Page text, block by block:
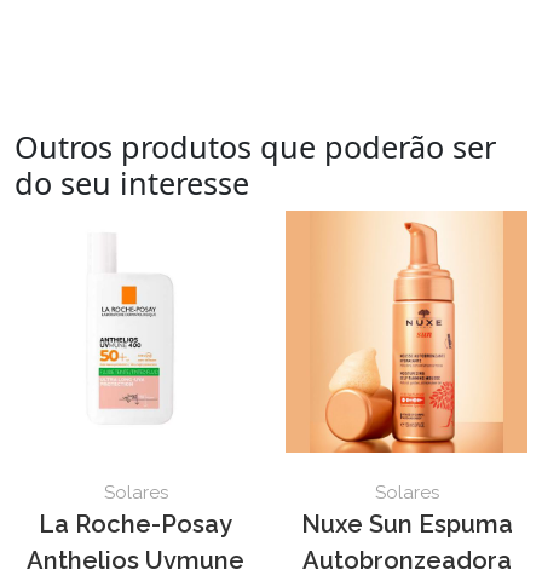
Outros produtos que poderão ser
do seu interesse
Solares
La Roche-Posay
Anthelios Uvmune
Solares
Nuxe Sun Espuma
Autobronzeadora